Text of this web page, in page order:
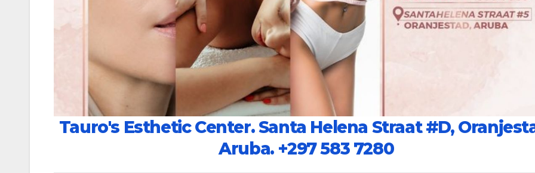
Tauro's Esthetic Center. Santa Helena Straat #D,
Aruba. +297 583 7280